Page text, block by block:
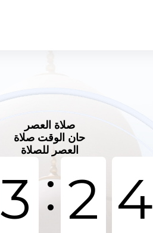
صلاة العصر
حان الوقت صلاة
العصر للصلاة
3 :2 4